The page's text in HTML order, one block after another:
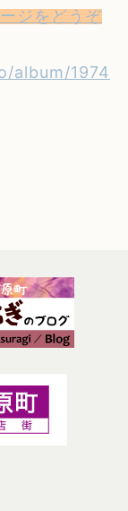
ジをどうぞ
album/1974